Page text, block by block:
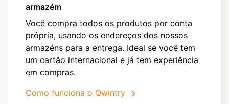
armazém
Você compra todos os produtos por conta
própria, usando os endereços dos nossos
armazéns para a entrega. Ideal se você tem
um cartão internacional e já tem experiência
em compras.
Como funciona o Qwintry